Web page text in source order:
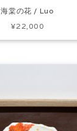
海棠の花 / Luo
¥22,000